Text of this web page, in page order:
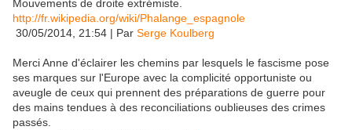
Mouvements de droite extrémiste.
http://fr.wikipedia.org/wiki/Phalange_espagnole
30/05/2014, 21:54 | Par Serge Koulberg
Merci Anne d'éclairer les chemins par lesquels le fascisme pose
ses marques sur l'Europe avec la complicité opportuniste ou
aveugle de ceux qui prennent des préparations de guerre pour
des mains tendues à des reconciliations oublieuses des crimes
passés.